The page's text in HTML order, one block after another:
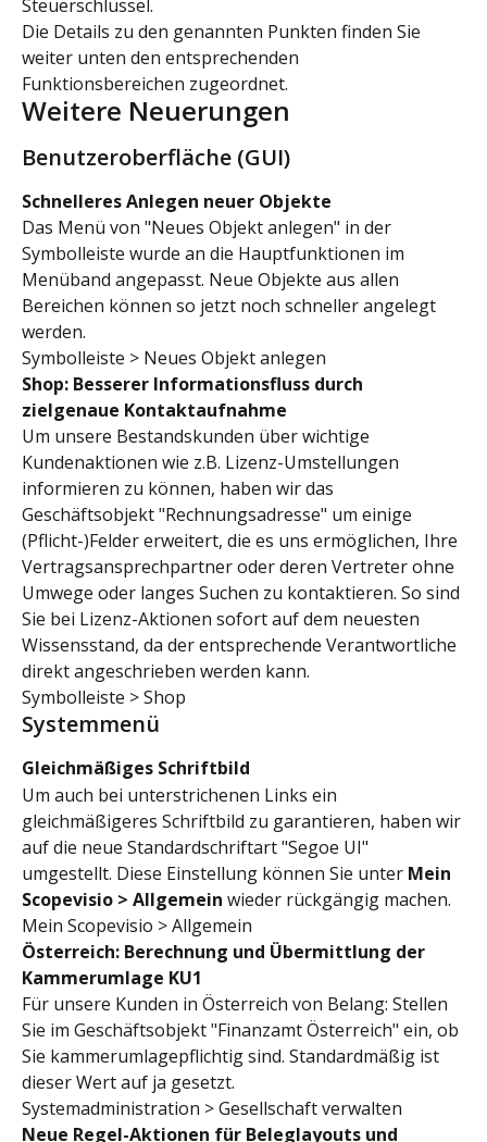
Steuerschlüssel.
Die Details zu den genannten Punkten finden Sie
weiter unten den entsprechenden
Funktionsbereichen zugeordnet.
Weitere Neuerungen
Benutzeroberfläche (GUI)
Schnelleres Anlegen neuer Objekte
Das Menü von "Neues Objekt anlegen" in der
Symbolleiste wurde an die Hauptfunktionen im
Menüband angepasst. Neue Objekte aus allen
Bereichen können so jetzt noch schneller angelegt
werden.
Symbolleiste > Neues Objekt anlegen
Shop: Besserer Informationsfluss durch
zielgenaue Kontaktaufnahme
Um unsere Bestandskunden über wichtige
Kundenaktionen wie z.B. Lizenz-Umstellungen
informieren zu können, haben wir das
Geschäftsobjekt "Rechnungsadresse" um einige
(Pflicht-)Felder erweitert, die es uns ermöglichen, Ihre
Vertragsansprechpartner oder deren Vertreter ohne
Umwege oder langes Suchen zu kontaktieren. So sind
Sie bei Lizenz-Aktionen sofort auf dem neuesten
Wissensstand, da der entsprechende Verantwortliche
direkt angeschrieben werden kann.
Symbolleiste > Shop
Systemmenü
Gleichmäßiges Schriftbild
Um auch bei unterstrichenen Links ein
gleichmäßigeres Schriftbild zu garantieren, haben wir
auf die neue Standardschriftart "Segoe UI"
umgestellt. Diese Einstellung können Sie unter Mein
Scopevisio > Allgemein wieder rückgängig machen.
Mein Scopevisio > Allgemein
Österreich: Berechnung und Übermittlung der
Kammerumlage KU1
Für unsere Kunden in Österreich von Belang: Stellen
Sie im Geschäftsobjekt "Finanzamt Österreich" ein, ob
Sie kammerumlagepflichtig sind. Standardmäßig ist
dieser Wert auf ja gesetzt.
Systemadministration > Gesellschaft verwalten
Neue Regel-Aktionen für Beleglayouts und